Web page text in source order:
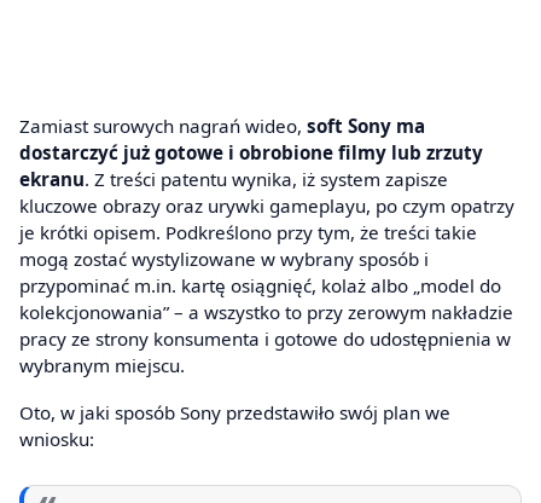
Zamiast surowych nagrań wideo, soft Sony ma
dostarczyć już gotowe i obrobione filmy lub zrzuty
ekranu. Z treści patentu wynika, iż system zapisze
kluczowe obrazy oraz urywki gameplayu, po czym opatrzy
je krótki opisem. Podkreślono przy tym, że treści takie
mogą zostać wystylizowane w wybrany sposób i
przypominać m.in. kartę osiągnięć, kolaż albo „model do
kolekcjonowania” – a wszystko to przy zerowym nakładzie
pracy ze strony konsumenta i gotowe do udostępnienia w
wybranym miejscu.
Oto, w jaki sposób Sony przedstawiło swój plan we
wniosku: